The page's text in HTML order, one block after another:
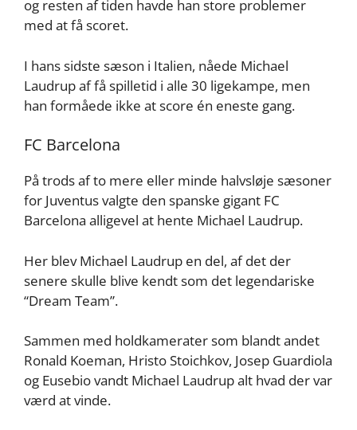
og resten af tiden havde han store problemer
med at få scoret.
I hans sidste sæson i Italien, nåede Michael
Laudrup af få spilletid i alle 30 ligekampe, men
han formåede ikke at score én eneste gang.
FC Barcelona
På trods af to mere eller minde halvsløje sæsoner
for Juventus valgte den spanske gigant FC
Barcelona alligevel at hente Michael Laudrup.
Her blev Michael Laudrup en del, af det der
senere skulle blive kendt som det legendariske
“Dream Team”.
Sammen med holdkamerater som blandt andet
Ronald Koeman, Hristo Stoichkov, Josep Guardiola
og Eusebio vandt Michael Laudrup alt hvad der var
værd at vinde.